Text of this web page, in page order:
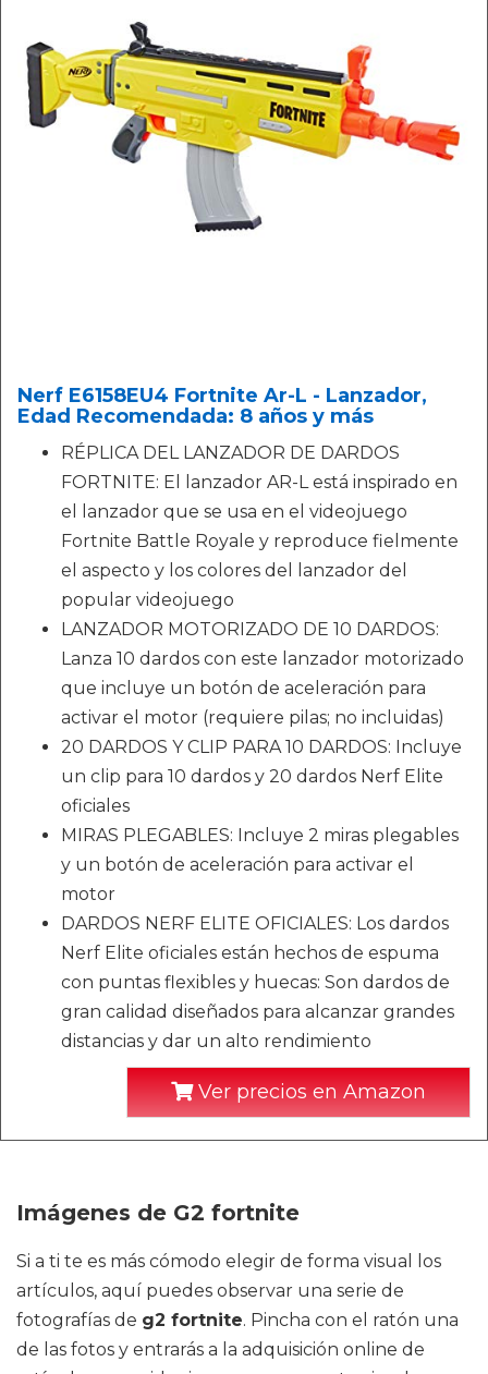
Nerf E6158EU4 Fortnite Ar-L - Lanzador,
Edad Recomendada: 8 años y más
RÉPLICA DEL LANZADOR DE DARDOS
FORTNITE: El lanzador AR-L está inspirado en
el lanzador que se usa en el videojuego
Fortnite Battle Royale y reproduce fielmente
el aspecto y los colores del lanzador del
popular videojuego
LANZADOR MOTORIZADO DE 10 DARDOS:
Lanza 10 dardos con este lanzador motorizado
que incluye un botón de aceleración para
activar el motor (requiere pilas; no incluidas)
20 DARDOS Y CLIP PARA 10 DARDOS: Incluye
un clip para 10 dardos y 20 dardos Nerf Elite
oficiales
MIRAS PLEGABLES: Incluye 2 miras plegables
y un botón de aceleración para activar el
motor
DARDOS NERF ELITE OFICIALES: Los dardos
Nerf Elite oficiales están hechos de espuma
con puntas flexibles y huecas: Son dardos de
gran calidad diseñados para alcanzar grandes
distancias y dar un alto rendimiento
Ver precios en Amazon
Imágenes de G2 fortnite
Si a ti te es más cómodo elegir de forma visual los
artículos, aquí puedes observar una serie de
fotografías de g2 fortnite. Pincha con el ratón una
de las fotos y entrarás a la adquisición online de